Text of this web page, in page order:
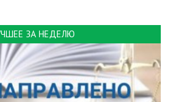
ЗА НЕДЕЛЮ